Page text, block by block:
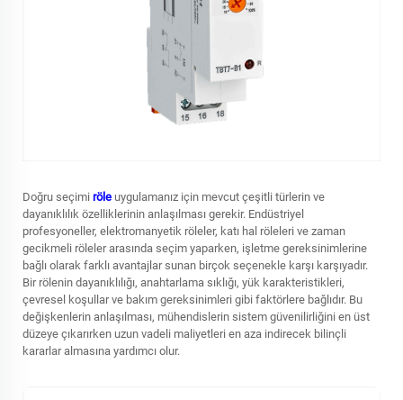
Doğru seçimi röle uygulamanız için mevcut çeşitli türlerin ve
dayanıklılık özelliklerinin anlaşılması gerekir. Endüstriyel
profesyoneller, elektromanyetik röleler, katı hal röleleri ve zaman
gecikmeli röleler arasında seçim yaparken, işletme gereksinimlerine
bağlı olarak farklı avantajlar sunan birçok seçenekle karşı karşıyadır.
Bir rölenin dayanıklılığı, anahtarlama sıklığı, yük karakteristikleri,
çevresel koşullar ve bakım gereksinimleri gibi faktörlere bağlıdır. Bu
değişkenlerin anlaşılması, mühendislerin sistem güvenilirliğini en üst
düzeye çıkarırken uzun vadeli maliyetleri en aza indirecek bilinçli
kararlar almasına yardımcı olur.